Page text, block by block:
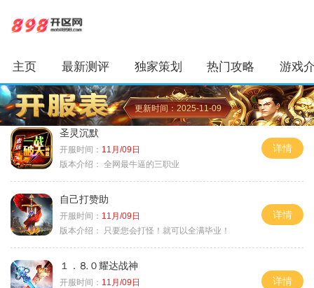
主页 最新测评 独家策划 热门攻略 游戏
更新时间：2025-11-09
圣灵沉默
开服时间： 11月/09日
版本介绍： 全网最牛逼的三职业
详情
自己打赞助
开服时间： 11月/09日
版本介绍：
只要您会打怪！就可以全满毕业！
详情
１．⒏０耀达战神
开服时间： 11月/09日
详情